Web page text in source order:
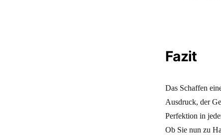
Fazit
Das Schaffen
Ausdruck, der
Perfektion in
Ob Sie nun zu